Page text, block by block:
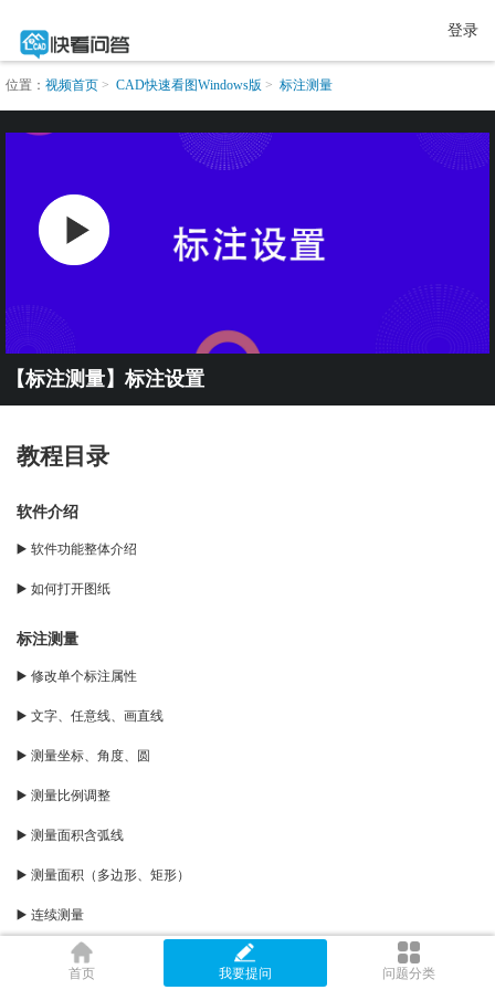
登录
位置： 视频首页 CAD快速看图Windows版 标注测量
【标注测量】标注设置
教程目录
软件介绍
▶️ 软件功能整体介绍
▶️ 如何打开图纸
标注测量
▶️ 修改单个标注属性
▶️ 文字、任意线、画直线
▶️ 测量坐标、角度、圆
▶️ 测量比例调整
▶️ 测量面积含弧线
▶️ 测量面积（多边形、矩形）
▶️ 连续测量
▶️ 点到直线距离
首页 我要提问 问题分类